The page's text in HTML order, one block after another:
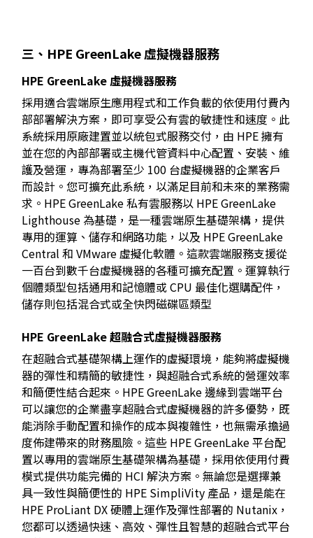
三、HPE GreenLake 虛擬機器服務
HPE GreenLake 虛擬機器服務
採用適合雲端原生應用程式和工作負載的依使用付費內
部部署解決方案，即可享受公有雲的敏捷性和速度。此
系統採用原廠建置並以統包式服務交付，由 HPE 擁有
並在您的內部部署或主機代管資料中心配置、安裝、維
護及營運，專為部署至少 100 台虛擬機器的企業客戶
而設計。您可擴充此系統，以滿足目前和未來的業務需
求。HPE GreenLake 私有雲服務以 HPE GreenLake
Lighthouse 為基礎，是一種雲端原生基礎架構，提供
專用的運算、儲存和網路功能，以及 HPE GreenLake
Central 和 VMware 虛擬化軟體。這款雲端服務支援從
一百台到數千台虛擬機器的各種可擴充配置。運算執行
個體類型包括通用和記憶體或 CPU 最佳化選購配件，
儲存則包括混合式或全快閃磁碟區類型
HPE GreenLake超融合式虛擬機器服務
在超融合式基礎架構上運作的虛擬環境，能夠將虛擬機
器的彈性和精簡的敏捷性，與超融合式系統的營運效率
和簡便性結合起來。HPE GreenLake 邊緣到雲端平台
可以讓您的企業盡享超融合式虛擬機器的許多優勢，既
能消除手動配置和操作的成本與複雜性，也無需承擔過
度佈建帶來的財務風險。這些 HPE GreenLake 平台配
置以專用的雲端原生基礎架構為基礎，採用依使用付費
模式提供功能完備的 HCI 解決方案。無論您是選擇兼
具一致性與簡便性的 HPE SimpliVity 產品，還是能在
HPE ProLiant DX 硬體上運作及彈性部署的 Nutanix，
您都可以透過快速、高效、彈性且智慧的超融合式平台